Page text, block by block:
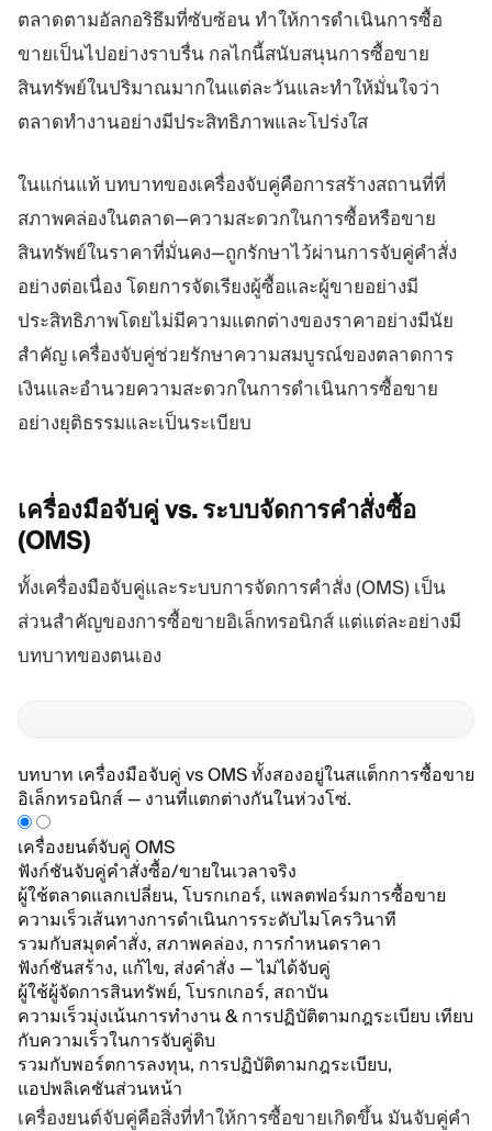
ตลาดตามอัลกอริธึมที่ซับซ้อน ทำให้การดำเนินการซื้อ
ขายเป็นไปอย่างราบรื่น กลไกนี้สนับสนุนการซื้อขาย
สินทรัพย์ในปริมาณมากในแต่ละวันและทำให้มั่นใจว่า
ตลาดทำงานอย่างมีประสิทธิภาพและโปร่งใส
ในแก่นแท้ บทบาทของเครื่องจับคู่คือการสร้างสถานที่ที่
สภาพคล่องในตลาด—ความสะดวกในการซื้อหรือขาย
สินทรัพย์ในราคาที่มั่นคง—ถูกรักษาไว้ผ่านการจับคู่คำสั่ง
อย่างต่อเนื่อง โดยการจัดเรียงผู้ซื้อและผู้ขายอย่างมี
ประสิทธิภาพโดยไม่มีความแตกต่างของราคาอย่างมีนัย
สำคัญ เครื่องจับคู่ช่วยรักษาความสมบูรณ์ของตลาดการ
เงินและอำนวยความสะดวกในการดำเนินการซื้อขาย
อย่างยุติธรรมและเป็นระเบียบ
เครื่องมือจับคู่ vs. ระบบจัดการคำสั่งซื้อ
(OMS)
ทั้งเครื่องมือจับคู่และระบบการจัดการคำสั่ง (OMS) เป็น
ส่วนสำคัญของการซื้อขายอิเล็กทรอนิกส์ แต่แต่ละอย่างมี
บทบาทของตนเอง
บทบาท เครื่องมือจับคู่ vs OMSทั้งสองอยู่ในสแต็กการซื้อขาย
อิเล็กทรอนิกส์ — งานที่แตกต่างกันในห่วงโซ่.
เครื่องยนต์จับคู่ OMS
ฟังก์ชันจับคู่คำสั่งซื้อ/ขายในเวลาจริง
ผู้ใช้ตลาดแลกเปลี่ยน, โบรกเกอร์, แพลตฟอร์มการซื้อขาย
ความเร็วเส้นทางการดำเนินการระดับไมโครวินาที
รวมกับสมุดคำสั่ง, สภาพคล่อง, การกำหนดราคา
ฟังก์ชันสร้าง, แก้ไข, ส่งคำสั่ง — ไม่ได้จับคู่
ผู้ใช้ผู้จัดการสินทรัพย์, โบรกเกอร์, สถาบัน
ความเร็วมุ่งเน้นการทำงาน & การปฏิบัติตามกฎระเบียบ เทียบ
กับความเร็วในการจับคู่ดิบ
รวมกับพอร์ตการลงทุน, การปฏิบัติตามกฎระเบียบ,
แอปพลิเคชันส่วนหน้า
เครื่องยนต์จับคู่คือสิ่งที่ทำให้การซื้อขายเกิดขึ้น มันจับคู่คำ